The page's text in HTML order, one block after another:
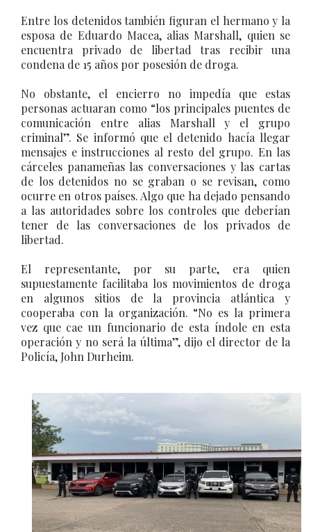
Entre los detenidos también figuran el hermano y la
esposa de Eduardo Macea, alias Marshall, quien se
encuentra privado de libertad tras recibir una
condena de 15 años por posesión de droga.
No obstante, el encierro no impedía que estas
personas actuaran como “los principales puentes de
comunicación entre alias Marshall y el grupo
criminal”. Se informó que el detenido hacía llegar
mensajes e instrucciones al resto del grupo. En las
cárceles panameñas las conversaciones y las cartas
de los detenidos no se graban o se revisan, como
ocurre en otros países. Algo que ha dejado pensando
a las autoridades sobre los controles que deberían
tener de las conversaciones de los privados de
libertad.
El representante, por su parte, era quien
supuestamente facilitaba los movimientos de droga
en algunos sitios de la provincia atlántica y
cooperaba con la organización. “No es la primera
vez que cae un funcionario de esta índole en esta
operación y no será la última”, dijo el director de la
Policía, John Durheim.